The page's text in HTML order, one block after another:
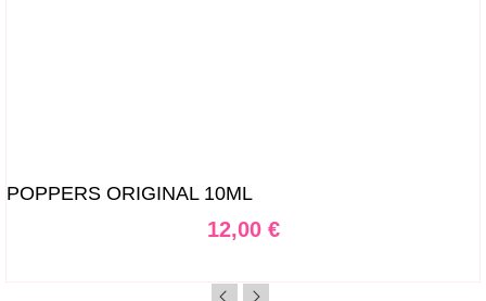
POPPERS ORIGINAL 10ML
Prix
12,00 €